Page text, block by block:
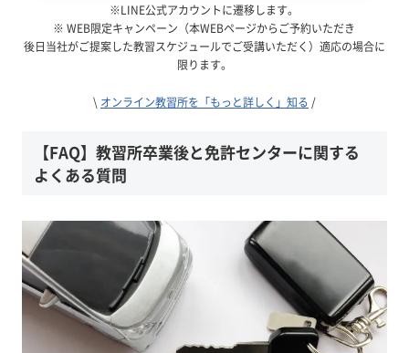
※LINE公式アカウントに遷移します。
※ WEB限定キャンペーン（本WEBページからご予約いただき
後日当社がご提案した教習スケジュールでご受講いただく）適応の場合に
限ります。
\ オンライン教習所を「もっと詳しく」知る /
【FAQ】教習所卒業後と免許センターに関する
よくある質問